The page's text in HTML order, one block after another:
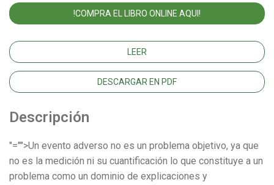
!COMPRA EL LIBRO ONLINE AQUI!
LEER
DESCARGAR EN PDF
Descripción
"="">Un evento adverso no es un problema objetivo, ya que
no es la medición ni su cuantificación lo que constituye a un
problema como un dominio de explicaciones y